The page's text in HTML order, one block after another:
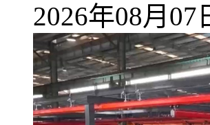
2026年08月07